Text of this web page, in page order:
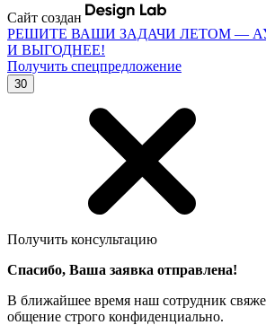
Сайт создан
РЕШИТЕ ВАШИ ЗАДАЧИ ЛЕТОМ —
И ВЫГОДНЕЕ!
Получить спецпредложение
30
Получить консультацию
Спасибо, Ваша заявка отправлена!
В ближайшее время наш сотрудник
общение строго конфиденциально.